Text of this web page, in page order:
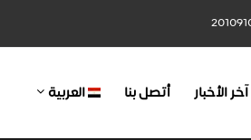
آخر الأخبار أتصل بنا العربية